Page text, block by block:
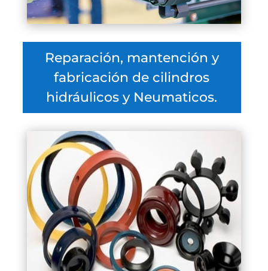
Reparación, mantención y
fabricación de cilindros
hidráulicos y Neumaticos.